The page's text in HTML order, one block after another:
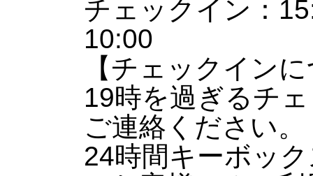
チェックイン：
10:00
【チェックイン
19時を過ぎるチ
ご連絡ください
24時間キーボッ